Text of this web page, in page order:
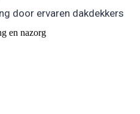
door ervaren dakdekkers
en nazorg